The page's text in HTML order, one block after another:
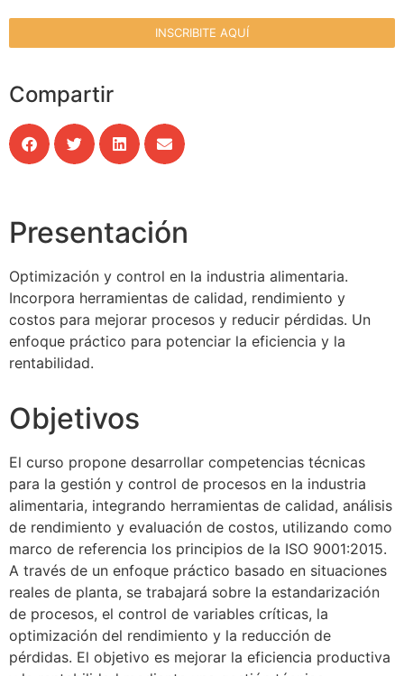
Presentación
Optimización y control en la industria alimentaria.
Incorpora herramientas de calidad, rendimiento y
costos para mejorar procesos y reducir pérdidas. Un
enfoque práctico para potenciar la eficiencia y la
rentabilidad.
Objetivos
El curso propone desarrollar competencias técnicas
para la gestión y control de procesos en la industria
alimentaria, integrando herramientas de calidad, análisis
de rendimiento y evaluación de costos, utilizando como
marco de referencia los principios de la ISO 9001:2015.
A través de un enfoque práctico basado en situaciones
reales de planta, se trabajará sobre la estandarización
de procesos, el control de variables críticas, la
optimización del rendimiento y la reducción de
pérdidas. El objetivo es mejorar la eficiencia productiva
INSCRIBITE AQUÍ
Compartir